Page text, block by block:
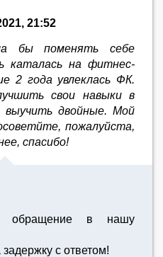
21:52
бы поменять себе
каталась на фитнес-
2 года увлеклась ФК.
свои навыки в
выучить двойные. Мой
пожалуйста,
спасибо!
обращение в нашу
с ответом!